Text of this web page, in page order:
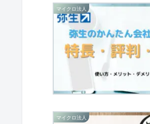
マイクロ法人
マイクロ法人